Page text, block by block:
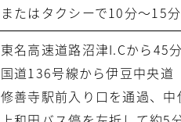
またはタクシーで10分～15分
東名高速道路沼津I.Cから45分
国道136号線から伊豆中央道
修善寺駅前入り口を通過、